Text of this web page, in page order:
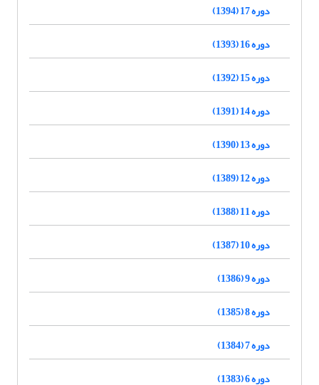
دوره 17 (1394)
دوره 16 (1393)
دوره 15 (1392)
دوره 14 (1391)
دوره 13 (1390)
دوره 12 (1389)
دوره 11 (1388)
دوره 10 (1387)
دوره 9 (1386)
دوره 8 (1385)
دوره 7 (1384)
دوره 6 (1383)